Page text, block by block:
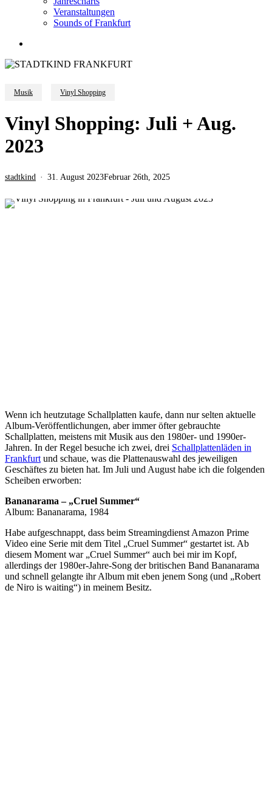
Veranstaltungen
Sounds of Frankfurt
Musik Vinyl Shopping
Vinyl Shopping: Juli + Aug.
2023
stadtkind 31. August 2023Februar 26th, 2025
Wenn ich heutzutage Schallplatten kaufe, dann nur selten aktuelle
Album-Veröffentlichungen, aber immer öfter gebrauchte
Schallplatten, meistens mit Musik aus den 1980er- und 1990er-
Jahren. In der Regel besuche ich zwei, drei Schallplattenläden in
Frankfurt und schaue, was die Plattenauswahl des jeweiligen
Geschäftes zu bieten hat. Im Juli und August habe ich die folgenden
Scheiben erworben:
Bananarama – „Cruel Summer“
Album: Bananarama, 1984
Habe aufgeschnappt, dass beim Streamingdienst Amazon Prime
Video eine Serie mit dem Titel „Cruel Summer“ gestartet ist. Ab
diesem Moment war „Cruel Summer“ auch bei mir im Kopf,
allerdings der 1980er-Jahre-Song der britischen Band Bananarama
und schnell gelangte ihr Album mit eben jenem Song (und „Robert
de Niro is waiting“) in meinem Besitz.